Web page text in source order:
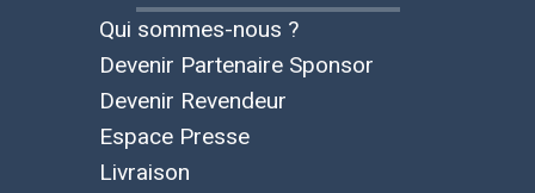
Qui sommes-nous ?
Devenir Partenaire Sponsor
Devenir Revendeur
Espace Presse
Livraison